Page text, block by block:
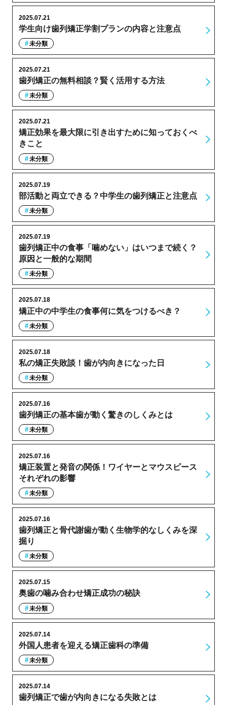
学生向け歯列矯正学割プランの内容と注意点
2025.07.21
未分類
歯列矯正の無料相談？賢く活用する方法
2025.07.21
未分類
矯正効果を最大限に引き出すために知っておくべ
きこと
2025.07.21
未分類
部活動と両立できる？中学生の歯列矯正と注意点
2025.07.19
未分類
歯列矯正中の食事「噛めない」はいつまで続く？
原因と一般的な期間
2025.07.19
未分類
矯正中の中学生の食事何に気をつけるべき？
2025.07.18
未分類
私の矯正失敗談！歯が内向きになった日
2025.07.18
未分類
歯列矯正の基本歯が動く驚きのしくみとは
2025.07.16
未分類
矯正装置と発音の関係！ワイヤーとマウスピース
それぞれの影響
2025.07.16
未分類
歯列矯正と骨代謝歯が動く生物学的なしくみを深
掘り
2025.07.16
未分類
奥歯の噛み合わせ矯正成功の秘訣
2025.07.15
未分類
外国人患者を迎える矯正歯科の準備
2025.07.14
未分類
歯列矯正で歯が内向きになる失敗とは
2025.07.14